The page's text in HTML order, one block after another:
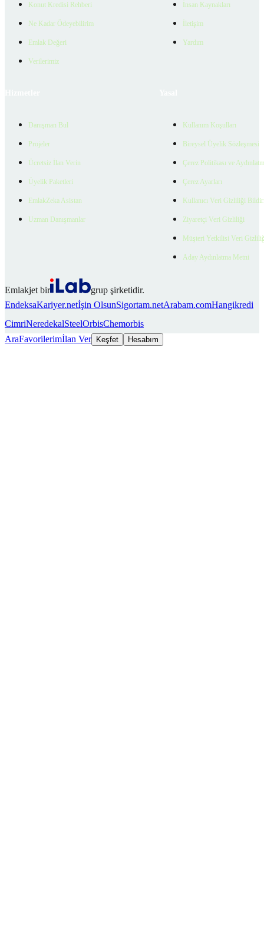
Konut Kredisi Rehberi
Ne Kadar Ödeyebilirim
Emlak Değeri
Verilerimiz
İnsan Kaynakları
İletişim
Yardım
Danışman Bul
Projeler
Ücretsiz İlan Verin
Üyelik Paketleri
EmlakZeka Asistan
Uzman Danışmanlar
Kullanım Koşulları
Bireysel Üyelik Sözleşmesi
Çerez Politikası ve
Çerez Ayarları
Kullanıcı Veri Gizliliği
Ziyaretçi Veri Gizliliği
Müşteri Yetkilisi Veri
Aday Aydınlatma Metni
Emlakjet bir
grup şirketidir.
EndeksaKariyer.netİşin OlsunSigortam.netArabam.comHangikredi
CimriNeredekalSteelOrbisChemorbis
AraFavorilerimİlan Ver Keşfet Hesabım